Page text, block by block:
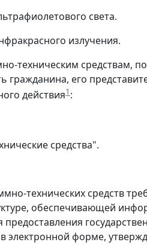
света.
излучения.
техническим средствам,
гражданина, его
действия1 :
средства".
технических средств
обеспечивающей
электронной форме,